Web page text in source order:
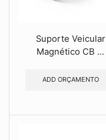
Suporte Veicular
Magnético CB ...
ADD ORÇAMENTO